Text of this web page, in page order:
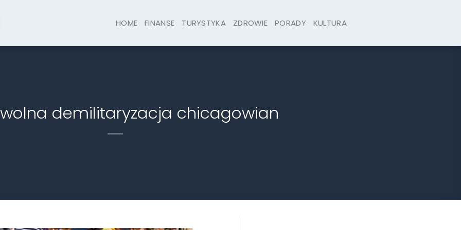
HOME FINANSE TURYSTYKA ZDROWIE PORADY KULTURA
demilitaryzacja chicagowian